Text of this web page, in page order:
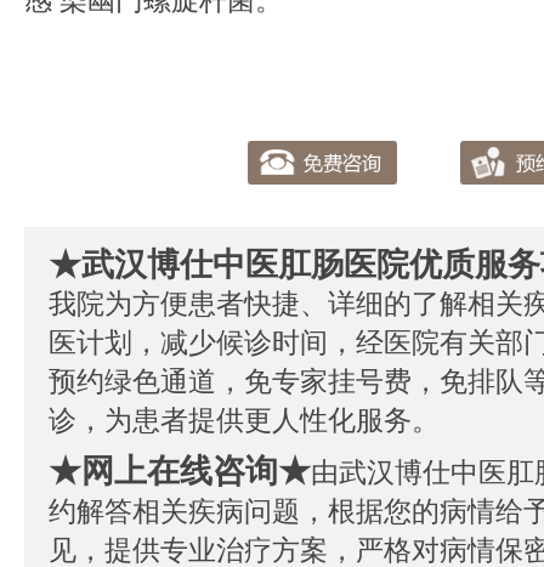
★武汉博仕中医肛肠医院优质服
我院为方便患者快捷、详细的了解相关
医计划，减少候诊时间，经医院有关部
预约绿色通道，免专家挂号费，免排队
诊，为患者提供更人性化服务。
★网上在线咨询★由武汉博仕中医
约解答相关疾病问题，根据您的病情给
见，提供专业治疗方案，严格对病情保